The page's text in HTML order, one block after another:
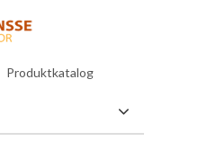
Produktkatalog